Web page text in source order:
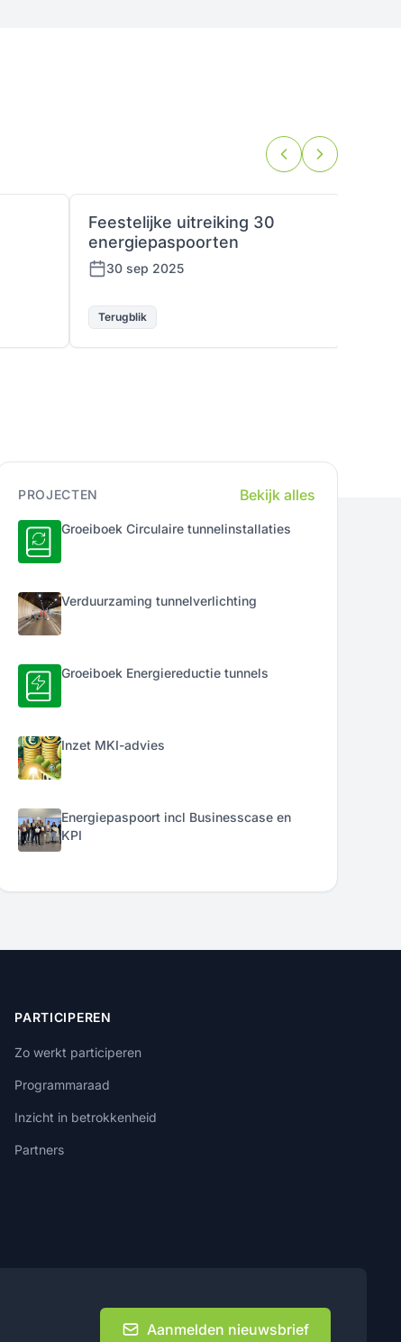
Feestelijke uitreiking 30
energiepaspoorten
30 sep 2025
Terugblik
PROJECTEN Bekijk alles
Groeiboek Circulaire tunnelinstallaties
Verduurzaming tunnelverlichting
Groeiboek Energiereductie tunnels
Inzet MKI-advies
Energiepaspoort incl Businesscase en
KPI
PARTICIPEREN
Zo werkt participeren
Programmaraad
Inzicht in betrokkenheid
Partners
Aanmelden nieuwsbrief